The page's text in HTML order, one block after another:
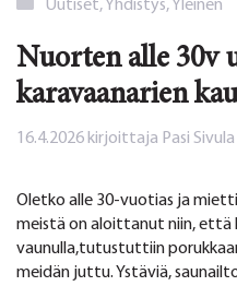
Uutiset,Yhdistys,Yleinen
Nuorten alle 30v
karavaanarien
16.4.2026 kirjoittaja Pasi Sivula
Oletko alle 30-vuotias ja
meistä on aloittanut niin, että
vaunulla,tutustuttiin
meidän juttu. Ystäviä,